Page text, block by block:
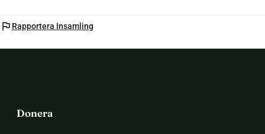
flag Rapportera Insamling
Donera